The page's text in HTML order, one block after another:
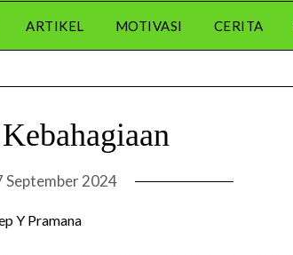
ARTIKEL MOTIVASI CERITA
September 2024
Y Pramana